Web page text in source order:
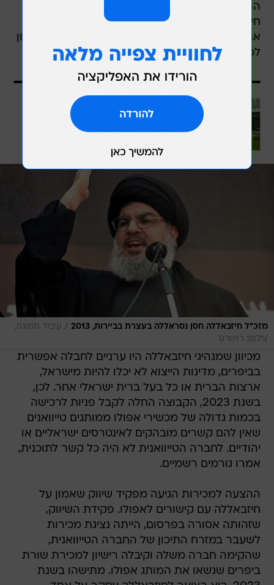
ההתקפה לא רק הרסה את שורות ההנהגה של
חיזבאללה, אלא גם העצימה את ישראל לכוון ולהרוג
את מזכ"ל הארגון, חסן נסראללה, שהעלה את הסיכון
למלחמה רחבה יותר במזרח התיכון.
עוד בוואלה
נלחמים ביוקר הנדל"ן: כך תוסיפו לבית
חדר ביום אחד
מזכ"ל חיזבאללה חסן נסראללה בעצרת בביירות, 2013 / עיבוד תמונה,
צילום: רויטרס
מכיוון שמנהיגי חיזבאללה היו ערניים לחבלה אפשרית
בביפרים, מדינות הייצוא לא יכלו להיות מישראל,
ארצות הברית או כל בעל ברית ישראלי אחר. לכן,
בשנת 2023, הקבוצה החלה לקבל פניות לרכישה
בכמות גדולה של מכשירי אפולו ממותגים טייוואנים
שאין להם קשרים מובהקים לאינטרסים ישראליים או
יהודיים. לחברה הטייוואנית לא היה כל קשר לתוכנית,
אמרו גורמים רשמיים.
ההצעה למכירות הגיעה מפקיד שיווק שאמון על
חיזבאללה עם קישורים לאפולו. פקידת השיווק,
שזהותה אסורה בפרסום, הייתה נציגת מכירות
לשעבר במזרח התיכון של החברה הטייוואנית,
שהקימה חברה משלה וקיבלה רישיון למכירת שורת
ביפרים שנשאו את המותג אפולו. מתישהו בשנת